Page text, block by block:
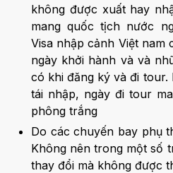
không được xuất hay
mang quốc tịch nước
Visa nhập cảnh Việt nam
ngày khởi hành và và
có khi đăng ký và đi tour.
tái nhập, ngày đi tour
phông trắng
Do các chuyến bay phụ
Không nên trong một số
thay đổi mà không được